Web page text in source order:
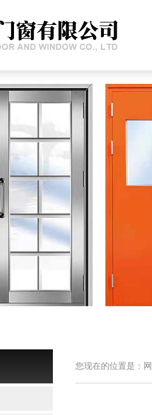
您现在的位置是：